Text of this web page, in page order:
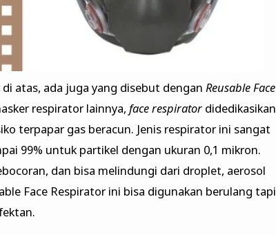
atas, ada juga yang disebut dengan Reusable Face
respirator lainnya, face respirator didedikasikan
terpapar gas beracun. Jenis respirator ini sangat
99% untuk partikel dengan ukuran 0,1 mikron.
dan bisa melindungi dari droplet, aerosol
Face Respirator ini bisa digunakan berulang tapi